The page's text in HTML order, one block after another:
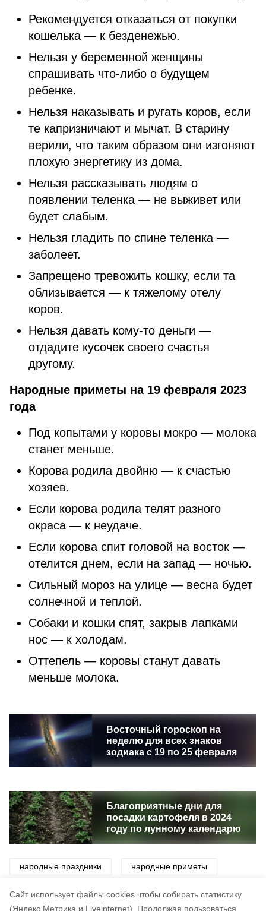
Cайт использует файлы cookies чтобы собирать статистику
(Яндекс.Метрика и Liveinternet).
Продолжая пользоваться
Рекомендуется отказаться от покупки
кошелька — к безденежью.
Нельзя у беременной женщины
спрашивать что-либо о будущем
ребенке.
Нельзя наказывать и ругать коров, если
те капризничают и мычат. В старину
верили, что таким образом они изгоняют
плохую энергетику из дома.
Нельзя рассказывать людям о
появлении теленка — не выживет или
будет слабым.
Нельзя гладить по спине теленка —
заболеет.
Запрещено тревожить кошку, если та
облизывается — к тяжелому отелу
коров.
Нельзя давать кому-то деньги —
отдадите кусочек своего счастья
другому.
Народные приметы на 19 февраля 2023
года
Под копытами у коровы мокро — молока
станет меньше.
Корова родила двойню — к счастью
хозяев.
Если корова родила телят разного
окраса — к неудаче.
Если корова спит головой на восток —
отелится днем, если на запад — ночью.
Сильный мороз на улице — весна будет
солнечной и теплой.
Собаки и кошки спят, закрыв лапками
нос — к холодам.
Оттепель — коровы станут давать
меньше молока.
Восточный гороскоп на
неделю для всех знаков
зодиака с 19 по 25 февраля
Благоприятные дни для
посадки картофеля в 2024
году по лунному календарю
народные праздники народные приметы
приметы праздники традиции